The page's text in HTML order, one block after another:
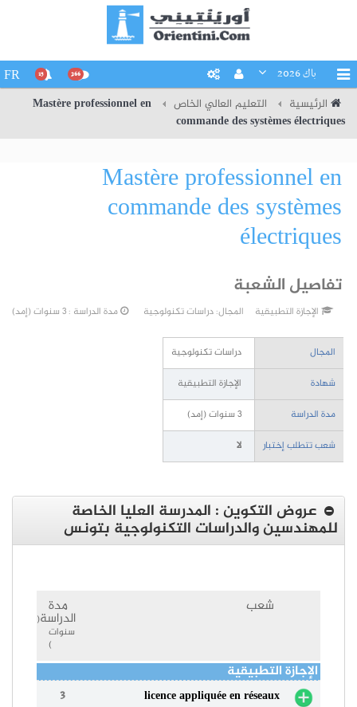
باك 2026 266
15
FR
الرئيسية التعليم العالي الخاص
Mastère professionnel en
commande des systèmes électriques
Mastère professionnel en
commande des systèmes
électriques
تفاصيل الشعبة
الإجازة التطبيقية المجال:دراسات تكنولوجية مدة الدراسة : 3 سنوات (إمد)
المجال
دراسات تكنولوجية
شهادة
الإجازة التطبيقية
مدة الدراسة
3 سنوات (إمد)
شعب تتطلب إختبار
لا
عروض التكوين : المدرسة العليا الخاصة
للمهندسين والدراسات التكنولوجية بتونس
شعب مدة
الدراسة(
سنوات
)
الإجازة التطبيقية
licence appliquée en réseaux
3